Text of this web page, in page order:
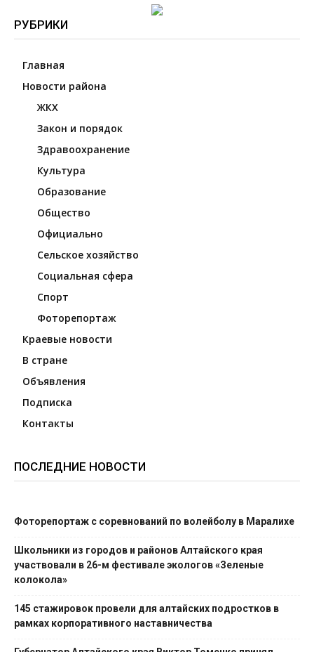
РУБРИКИ
Главная
Новости района
ЖКХ
Закон и порядок
Здравоохранение
Культура
Образование
Общество
Официально
Сельское хозяйство
Социальная сфера
Спорт
Фоторепортаж
Краевые новости
В стране
Объявления
Подписка
Контакты
ПОСЛЕДНИЕ НОВОСТИ
Фоторепортаж с соревнований по волейболу в Маралихе
Школьники из городов и районов Алтайского края
участвовали в 26-м фестивале экологов «Зеленые
колокола»
145 стажировок провели для алтайских подростков в
рамках корпоративного наставничества